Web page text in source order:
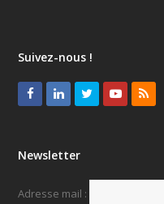
Suivez-nous !
FacebookLinkedInTwitterYoutubeRSS
Newsletter
Adresse mail :